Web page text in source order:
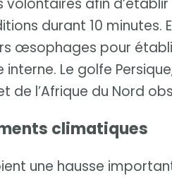
durant 10 minutes.
œsophages pour
Le golfe
de l’Afrique du Nord
climatiques
une hausse